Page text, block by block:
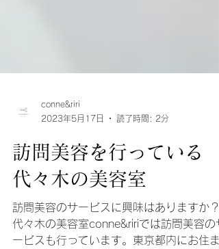
2023年5月17日
読了時間: 2分
訪問美容を行っている
代々木の美容室
訪問美容のサービスに興味はありますか？